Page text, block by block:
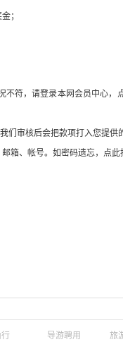
；
符，请登录本网会员中心，
审核后会把款项打入您提供
箱、帐号。如密码遗忘，点此
行 导游聘用 旅